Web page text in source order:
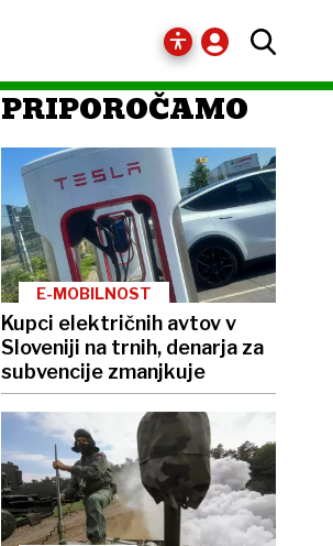
PRIPOROČAMO
E-MOBILNOST
Kupci električnih avtov v
Sloveniji na trnih, denarja za
subvencije zmanjkuje